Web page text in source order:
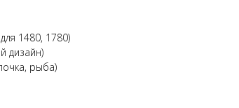
1480, 1780)
дизайн)
рыба)